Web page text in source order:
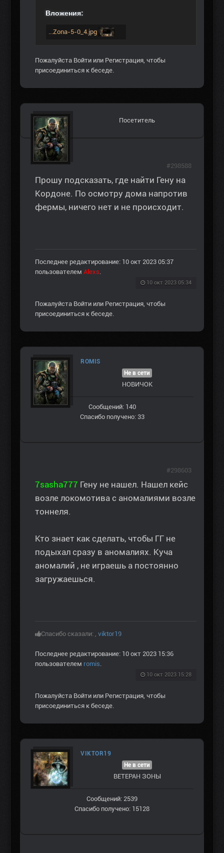
Вложения:
...Zona-5-0_4.jpg
Пожалуйста Войти или Регистрация , чтобы
присоединиться к беседе.
Посетитель
Прошу подсказать, где найти Гену на
Кордоне. По осмотру дома напротив
фермы, ничего нет и не происходит.
Последнее редактирование: 10 окт 2023 05:37
пользователем Alexs
10 окт 2023 05:34
#298588
Пожалуйста Войти или Регистрация , чтобы
присоединиться к беседе.
ROMIS
Не в сети
НОВИЧОК
Сообщений: 140
Спасибо получено: 33
7sasha777 Гену не нашел. Нашел кейс
возле локомотива с аномалиями возле
тоннеля.
Кто знает как сделать, чтобы ГГ не
подыхал сразу в аномалиях. Куча
аномалий , не играешь а постоянно
загружаешься.
Спасибо сказали: viktor19
Последнее редактирование: 10 окт 2023 15:36
пользователем romis
10 окт 2023 15:28
#298603
Пожалуйста Войти или Регистрация , чтобы
присоединиться к беседе.
VIKTOR19
Не в сети
ВЕТЕРАН ЗOНЫ
Сообщений: 2539
Спасибо получено: 15128